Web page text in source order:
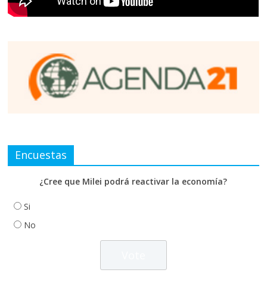
Encuestas
¿Cree que Milei podrá reactivar la economía?
Si
No